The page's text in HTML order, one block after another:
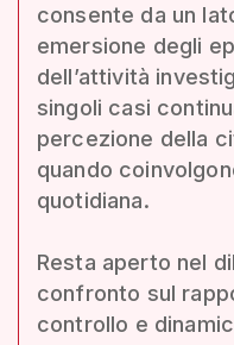
consente da un
emersione degli
dell’attività
singoli casi
percezione della
quando
quotidiana.
Resta aperto nel
confronto sul
controllo e